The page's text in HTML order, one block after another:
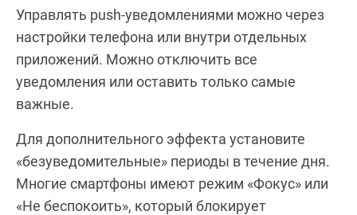
Управлять push-уведомлениями можно через
настройки телефона или внутри отдельных
приложений. Можно отключить все
уведомления или оставить только самые
важные.
Для дополнительного эффекта установите
«безуведомительные» периоды в течение дня.
Многие смартфоны имеют режим «Фокус» или
«Не беспокоить», который блокирует